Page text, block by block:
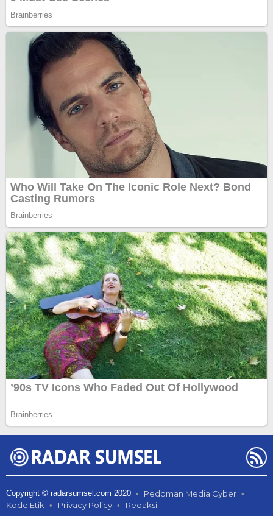
Copyright © radarsumsel.com 2020
Pedoman Media Cyber
Kode Etik
Privacy Policy Redaksi